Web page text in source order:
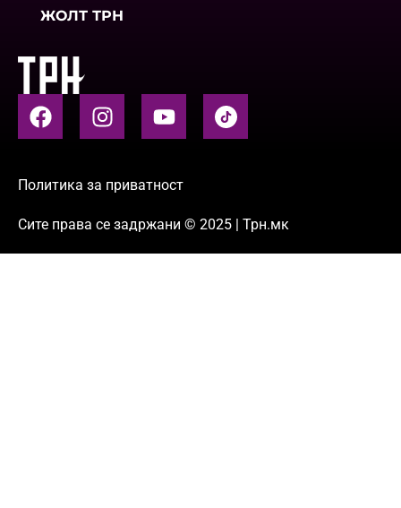
ЖОЛТ ТРН
Политика за приватност
Сите права се задржани © 2025 | Трн.мк